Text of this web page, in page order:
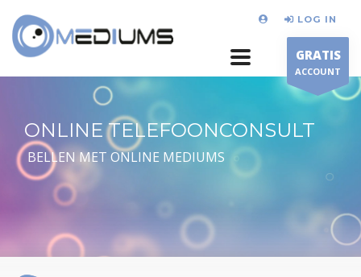
LOG IN
GRATIS
ACCOUNT
ONLINE TELEFOONCONSULT
BELLEN MET ONLINE MEDIUMS